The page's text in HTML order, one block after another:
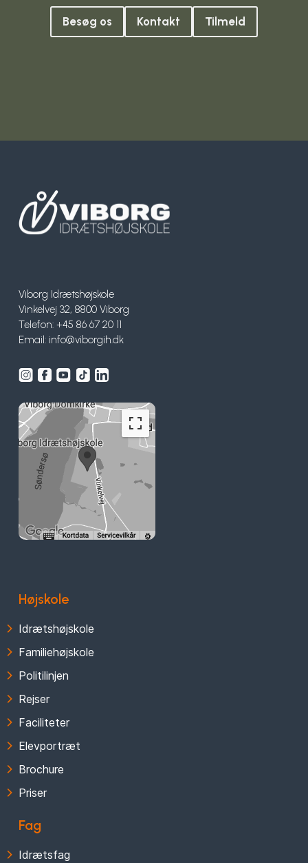
Besøg os Kontakt Tilmeld
Viborg Idrætshøjskole
Vinkelvej 32, 8800 Viborg
Telefon: +45 86 67 20 11
Email: info@viborgih.dk
Højskole
Idrætshøjskole
Familiehøjskole
Politilinjen
Rejser
Faciliteter
Elevportræt
Brochure
Priser
Fag
Idrætsfag
Styrketræning
Vandsport
Volleyball